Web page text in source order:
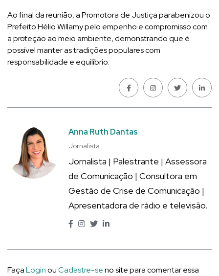
Ao final da reunião, a Promotora de Justiça parabenizou o
Prefeito Hélio Willamy pelo empenho e compromisso com
a proteção ao meio ambiente, demonstrando que é
possível manter as tradições populares com
responsabilidade e equilíbrio.
Anna Ruth Dantas
Jornalista
Jornalista | Palestrante | Assessora
de Comunicação | Consultora em
Gestão de Crise de Comunicação |
Apresentadora de rádio e televisão.
FaçaLoginouCadastre-seno site para comentar essa